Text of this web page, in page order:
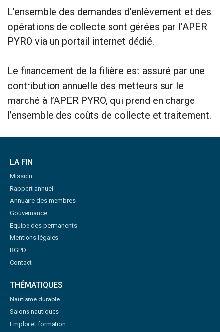
L’ensemble des demandes d’enlèvement et des
opérations de collecte sont gérées par l’APER
PYRO via un portail internet dédié.
Le financement de la filière est assuré par une
contribution annuelle des metteurs sur le
marché à l’APER PYRO, qui prend en charge
l’ensemble des coûts de collecte et traitement.
LA FIN
Mission
Rapport annuel
Annuaire des membres
Gouvernance
Equipe des permanents
Mentions légales
RGPD
Contact
THÉMATIQUES
Nautisme durable
Salons nautiques
Emploi et formation